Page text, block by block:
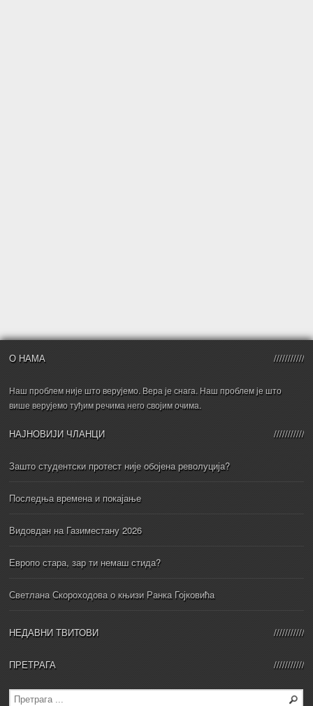
О НАМА
Наш проблем није што верујемо. Вера је снага. Наш проблем је што
више верујемо туђим речима него својим очима.
НАЈНОВИЈИ ЧЛАНЦИ
Зашто студентски протест није обојена револуција?
Последња времена и покајање
Видовдан на Газиместану 2026
Европо стара, зар ти немаш стида?
Светлана Скороходова о књизи Ранка Гојковића
НЕДАВНИ ТВИТОВИ
ПРЕТРАГА